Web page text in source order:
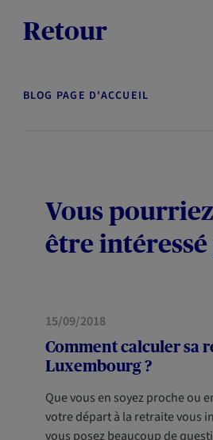
Retour
BLOG PAGE D'ACCUEIL
Vous
être intéressé
PRÉVOYANCE
15/09/2018
Comment calculer sa
Luxembourg ?
Que vous en soyez proche ou
votre départ à la retraite vous
vous posez beaucoup de